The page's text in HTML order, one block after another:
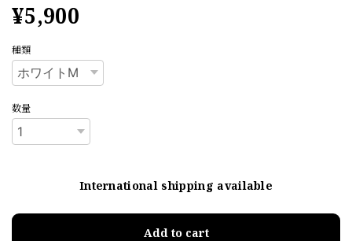
¥5,900
種類
数量
International shipping available
Add to cart